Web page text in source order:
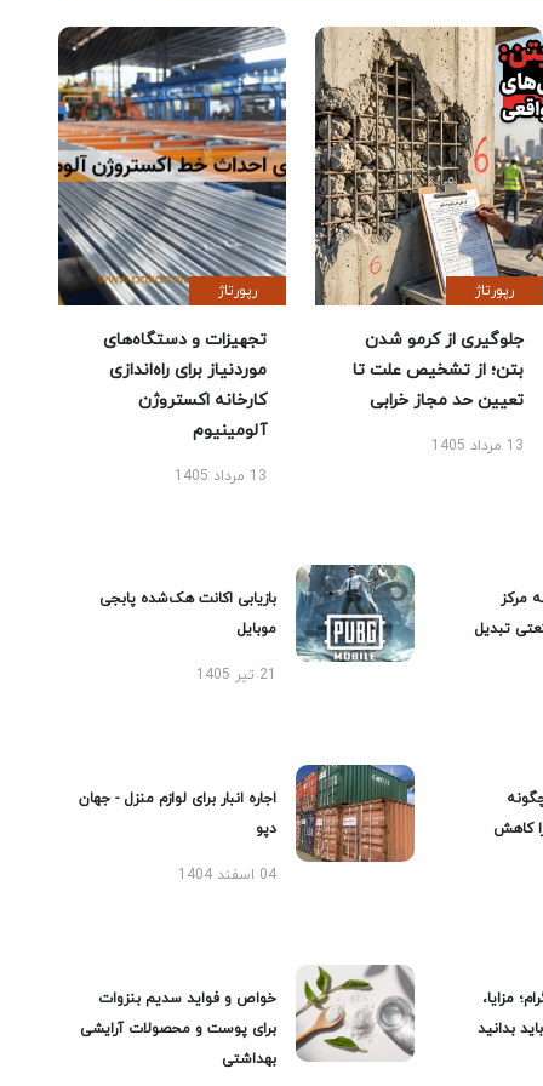
رپورتاژ
جلوگیری از کرمو شدن
بتن؛ از تشخیص علت تا
تعیین حد مجاز خرابی
13 مرداد 1405
رپورتاژ
تجهیزات و دستگاه‌های
موردنیاز برای راه‌اندازی
کارخانه اکستروژن
آلومینیوم
13 مرداد 1405
مرکز
تبدیل
بازیابی اکانت هک‌شده پابجی
موبایل
21 تیر 1405
کاهش
اجاره انبار برای لوازم منزل - جهان
دپو
04 اسفند 1404
مزایا،
بدانید
خواص و فواید سدیم بنزوات
برای پوست و محصولات آرایشی
بهداشتی